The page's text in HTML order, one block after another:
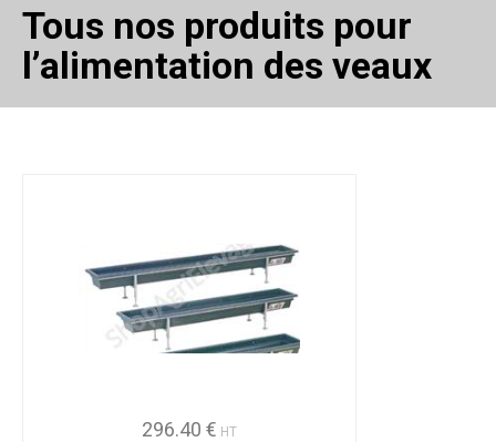
Tous nos produits pour
l’alimentation des veaux
296.40 € HT